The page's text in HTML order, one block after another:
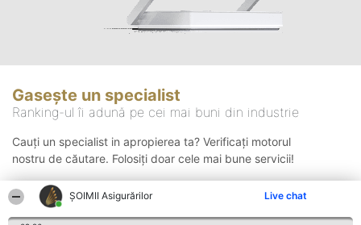
ȘOIMII Asigurărilor Live chat
Gasește un specialist
Ranking-ul îi adună pe cei mai buni din industrie
Cauți un specialist in apropierea ta? Verificați motorul
nostru de căutare. Folosiți doar cele mai bune servicii!